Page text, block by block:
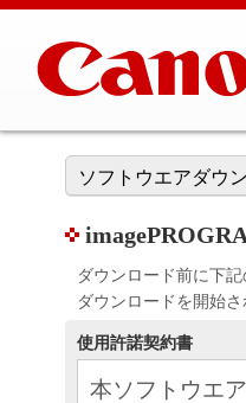
ソフトウエアダウ
ダウンロード前に下
ダウンロードを開始
使用許諾契約書
本ソフトウエ